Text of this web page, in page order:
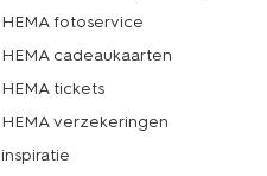
HEMA fotoservice
HEMA cadeaukaarten
HEMA tickets
HEMA verzekeringen
inspiratie